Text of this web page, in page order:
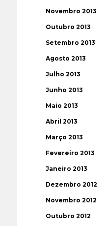
Novembro 2013
Outubro 2013
Setembro 2013
Agosto 2013
Julho 2013
Junho 2013
Maio 2013
Abril 2013
Março 2013
Fevereiro 2013
Janeiro 2013
Dezembro 2012
Novembro 2012
Outubro 2012